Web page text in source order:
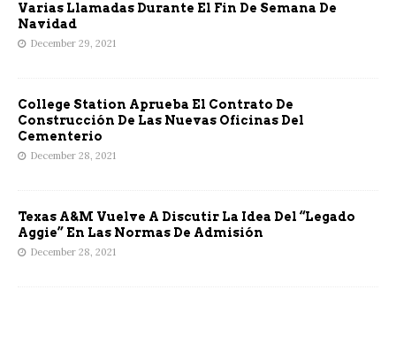
Varias Llamadas Durante El Fin De Semana De
Navidad
December 29, 2021
College Station Aprueba El Contrato De
Construcción De Las Nuevas Oficinas Del
Cementerio
December 28, 2021
Texas A&M Vuelve A Discutir La Idea Del “Legado
Aggie” En Las Normas De Admisión
December 28, 2021